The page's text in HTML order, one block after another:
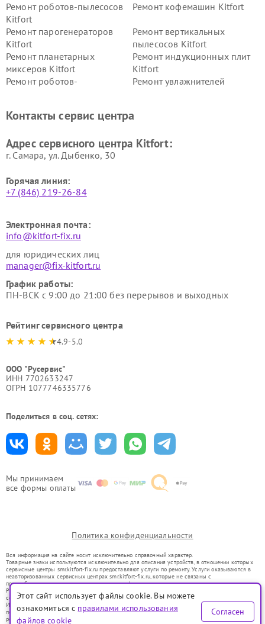
Мы принимаем
все формы оплаты
Ремонт роботов-пылесосов
Kitfort
Ремонт кофемашин Kitfort
Ремонт парогенераторов
Kitfort
Ремонт вертикальных
пылесосов Kitfort
Ремонт планетарных
миксеров Kitfort
Ремонт индукционных плит
Kitfort
Ремонт роботов-
Ремонт увлажнителей
Kitfort
Kitfort
Kitfort
Kitfort
Контакты сервис центра
Адрес сервисного центра Kitfort:
г. Самара, ул. Дыбенко, 30
Горячая линия:
+7 (846) 219-26-84
Электронная почта:
info@kitfort-fix.ru
для юридических лиц
manager@fix-kitfort.ru
График работы:
ПН-ВСК с 9:00 до 21:00 без перерывов и выходных
Рейтинг сервисного центра
4.9-5.0
ООО "Русервис"
ИНН 7702633247
ОГРН 1077746335776
Поделиться в соц. сетях:
Политика конфиденциальности
Вся информация на сайте носит исключительно справочный характер.
Товарные знаки используются исключительно для описания устройств, в отношении которых
сервисные центры smr.kitfort-fix.ru предоставляют услуги по ремонту. Услуги оказываются в
неавторизованных сервисных центрах smr.kitfort-fix.ru, которые не связаны с
правообладателями товарных знаков или их официальными представителями.
Ремонт осуществляется для устройств, уже введенных в гражданский оборот в соответствии
со статьей 1487 ГК РФ.
Использование товарных знаков не преследует цели индивидуализации услуг или введения
потребителей в заблуждение, а служит для информирования о предоставляемых услугах по
ремонту техники указанных брендов.
Этот сайт использует файлы cookie. Вы можете
ознакомиться с правилами использования
файлов cookie
Согласен